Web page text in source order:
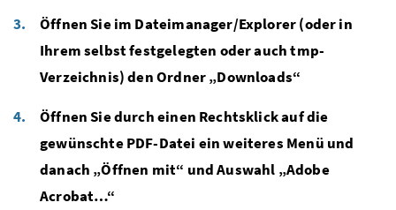
Öffnen Sie im Dateimanager/Explorer (oder in
Ihrem selbst festgelegten oder auch tmp-
Verzeichnis) den Ordner „Downloads“
Öffnen Sie durch einen Rechtsklick auf die
gewünschte PDF-Datei ein weiteres Menü und
danach „Öffnen mit“ und Auswahl „Adobe
Acrobat…“